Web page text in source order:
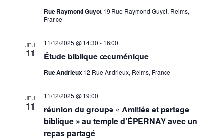
Rue Raymond Guyot 19 Rue Raymond Guyot, Reims,
France
JEU
11 Étude biblique œcuménique
11/12/2025 @ 14:30 - 16:00
Rue Andrieux 12 Rue Andrieux, Reims, France
JEU
11
réunion du groupe « Amitiés et partage
biblique » au temple d’ÉPERNAY avec un
repas partagé
11/12/2025 @ 19:00